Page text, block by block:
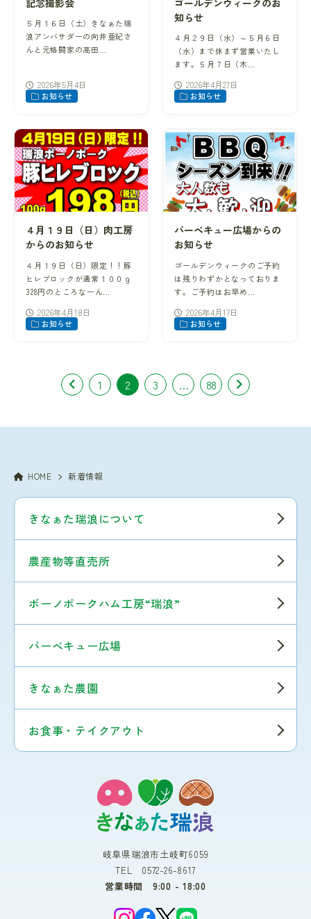
５月１６日（土）きなぁた瑞
浪アンバサダーの向井亜紀さ
んと元格闘家の高田…
2026年5月4日
お知らせ
知らせ
４月２９日（水）～５月６日
（水）まで休まず営業いたし
ます。５月７日（木…
2026年4月27日
お知らせ
４月１９日（日）肉工房
からのお知らせ
４月１９日（日）限定！！豚
ヒレブロックが通常１００ｇ
328円のところなーん…
2026年4月18日
お知らせ
バーベキュー広場からの
お知らせ
ゴールデンウィークのご予約
は残りわずかとなっておりま
す。ご予約はお早め…
2026年4月17日
お知らせ
1 2 3 … 88
HOME 新着情報
きなぁた瑞浪について
農産物等直売所
ボーノポークハム工房“瑞浪”
バーベキュー広場
きなぁた農園
お食事・テイクアウト
岐阜県瑞浪市土岐町6059
TEL 0572-26-8617
営業時間 9:00 - 18:00